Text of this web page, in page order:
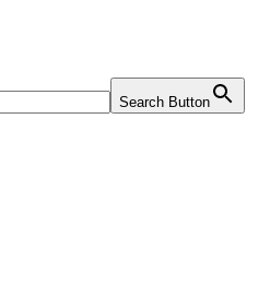
Search Button